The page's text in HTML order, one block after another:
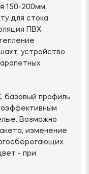
150-200мм,
для стока
ПВХ
устройство
базовый профиль
Возможно
изменение
- при